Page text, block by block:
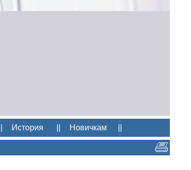
История Новичкам